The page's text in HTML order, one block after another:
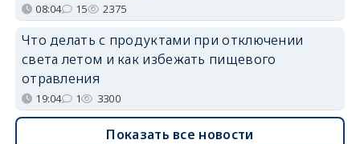
08:04 15 2375
Что делать с продуктами при отключении
света летом и как избежать пищевого
отравления
19:04 1 3300
Показать все новости